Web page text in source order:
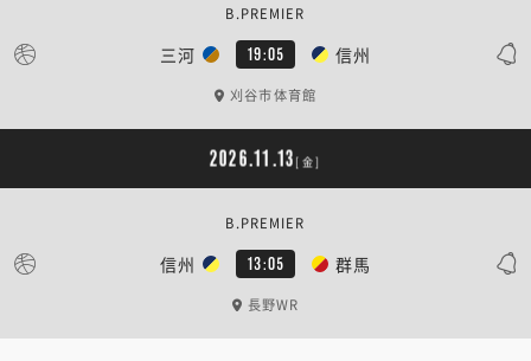
三河 19:05 信州
B.PREMIER
刈谷市体育館
2026.11.13 [金]
信州 13:05 群馬
B.PREMIER
長野WR